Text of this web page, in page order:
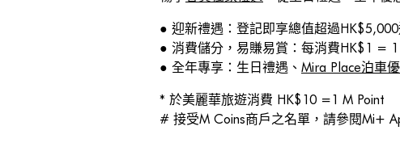
● 迎新禮遇：登記即享總值超過
● 消費儲分，易賺易賞：每消費HK$1 =
● 全年專享：生日禮遇、 Mira Place泊車
* 於美麗華旅遊消費 HK$10 =1 M Point
# 接受M Coins商戶之名單，請參閱Mi+